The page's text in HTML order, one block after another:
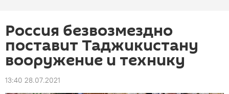
Россия безвозмездно
поставит Таджикистану
вооружение и технику
13:40 28.07.2021